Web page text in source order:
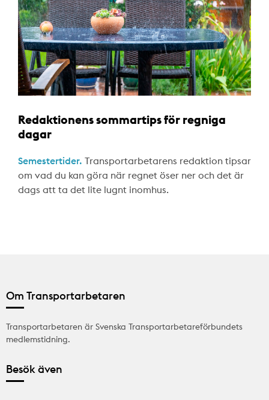
Redaktionens sommartips för regniga
dagar
Semestertider. Transportarbetarens redaktion tipsar
om vad du kan göra när regnet öser ner och det är
dags att ta det lite lugnt inomhus.
Om Transportarbetaren
Transportarbetaren är Svenska Transportarbetareförbundets
medlemstidning.
Besök även